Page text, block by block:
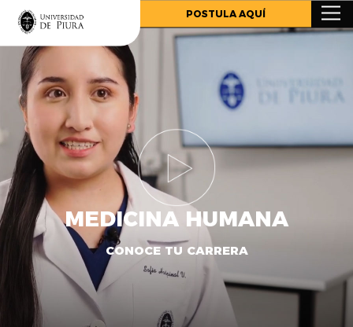
POSTULA AQUÍ
MEDICINA HUMANA
CONOCE TU CARRERA